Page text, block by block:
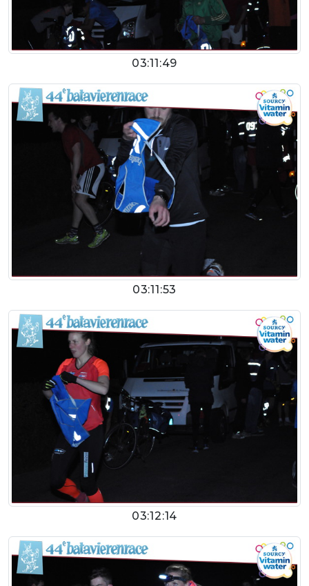
03:11:49
03:11:53
03:12:14